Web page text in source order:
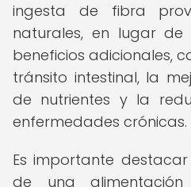
ingesta de fibra
naturales, en lugar de
beneficios adicionales,
tránsito intestinal, la
de nutrientes y la
enfermedades crónicas.
Es importante
de una